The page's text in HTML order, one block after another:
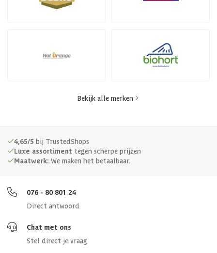
Bekijk alle merken
4,65/5 bij TrustedShops
Luxe assortiment tegen scherpe prijzen
Maatwerk: We maken het betaalbaar.
076 - 80 801 24
Direct antwoord
Chat met ons
Stel direct je vraag